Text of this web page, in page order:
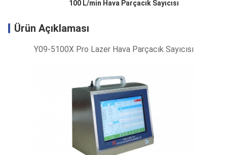
100 L/min Hava Parçacık Sayıcısı
Ürün Açıklaması
Y09-5100X Pro Lazer Hava Parçacık Sayıcısı